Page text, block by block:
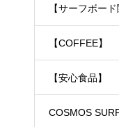
【サーフボード
【COFFEE】
【安心食品】
COSMOS